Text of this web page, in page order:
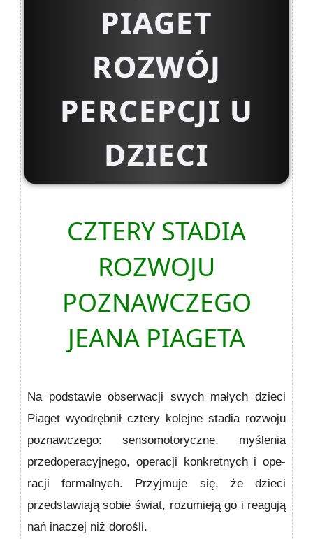
PIAGET
ROZWÓJ
PERCEPCJI U
DZIECI
CZTERY STADIA
ROZWOJU
POZNAWCZEGO
JEANA PIAGETA
Na podstawie obse­rwacji swych małych dzieci
Piaget wyodrębnił cztery kolejne stadia rozwoju
poznawczego: sensomotoryczne, myślenia
przedoperacyjnego, operacji konkretnych i ope­
racji formalnych. Przyjmuje się, że dzieci
przedstawiają sobie świat, rozumieją go i reagują
nań inaczej niż dorośli.